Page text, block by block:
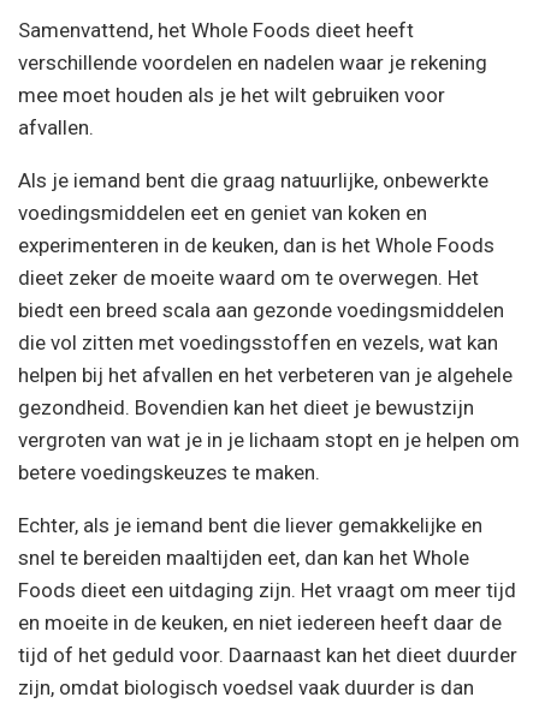
Samenvattend, het Whole Foods dieet heeft
verschillende voordelen en nadelen waar je rekening
mee moet houden als je het wilt gebruiken voor
afvallen.
Als je iemand bent die graag natuurlijke, onbewerkte
voedingsmiddelen eet en geniet van koken en
experimenteren in de keuken, dan is het Whole Foods
dieet zeker de moeite waard om te overwegen. Het
biedt een breed scala aan gezonde voedingsmiddelen
die vol zitten met voedingsstoffen en vezels, wat kan
helpen bij het afvallen en het verbeteren van je algehele
gezondheid. Bovendien kan het dieet je bewustzijn
vergroten van wat je in je lichaam stopt en je helpen om
betere voedingskeuzes te maken.
Echter, als je iemand bent die liever gemakkelijke en
snel te bereiden maaltijden eet, dan kan het Whole
Foods dieet een uitdaging zijn. Het vraagt om meer tijd
en moeite in de keuken, en niet iedereen heeft daar de
tijd of het geduld voor. Daarnaast kan het dieet duurder
zijn, omdat biologisch voedsel vaak duurder is dan